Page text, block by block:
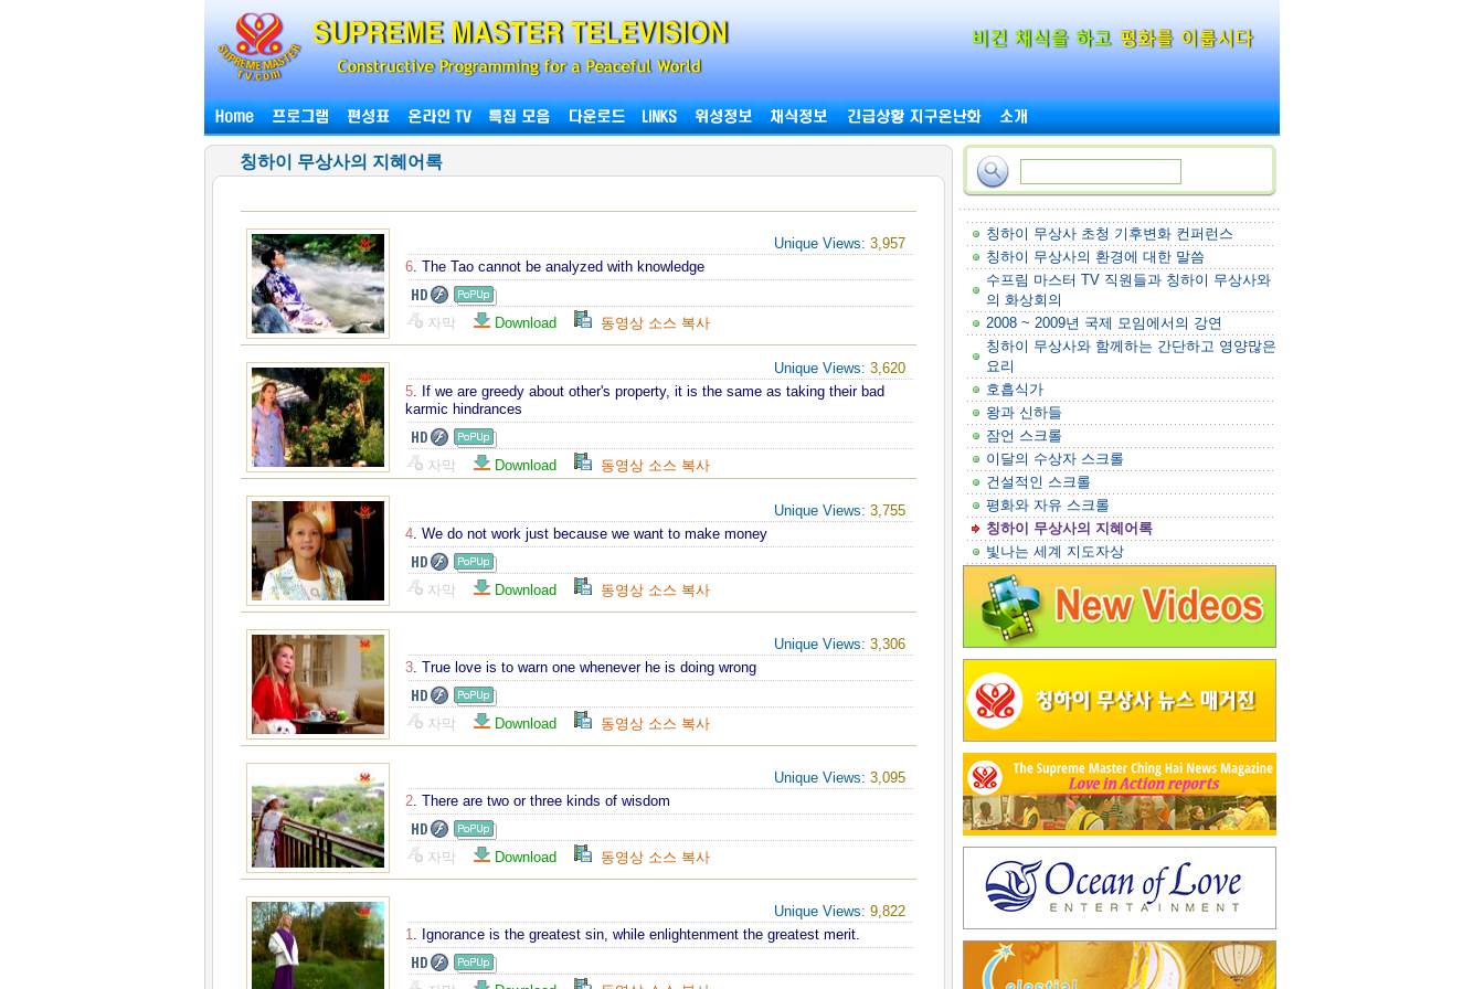
칭하이 무상사의 지혜어록
Unique Views: 3,957
6. The Tao cannot be analyzed with knowledge
자막 Download 동영상 소스 복사
Unique Views: 3,620
5. If we are greedy about other's property, it is the same as taking their bad
karmic hindrances
자막 Download 동영상 소스 복사
Unique Views: 3,755
4. We do not work just because we want to make money
자막 Download 동영상 소스 복사
Unique Views: 3,306
3. True love is to warn one whenever he is doing wrong
자막 Download 동영상 소스 복사
Unique Views: 3,095
2. There are two or three kinds of wisdom
자막 Download 동영상 소스 복사
Unique Views: 9,822
1. Ignorance is the greatest sin, while enlightenment the greatest merit.
칭하이 무상사 초청 기후변화 컨퍼런스
칭하이 무상사의 환경에 대한 말씀
수프림 마스터 TV 직원들과 칭하이 무상사와
의 화상회의
2008 ~ 2009년 국제 모임에서의 강연
칭하이 무상사와 함께하는 간단하고 영양많은
요리
호흡식가
왕과 신하들
잠언 스크롤
이달의 수상자 스크롤
건설적인 스크롤
평화와 자유 스크롤
칭하이 무상사의 지혜어록
빛나는 세계 지도자상